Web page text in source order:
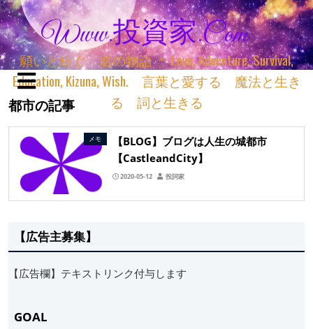
Www.投資家.com
願いと紡ぐ 君の物語 ＊ Love, Adventure, Survival,
Education, Kizuna, Wish. 言葉と愛する 魔法と生き
る 詞と生きる
都市の記事
メモ
【BLOG】ブログは人生の城都市
【CastleandCity】
2020-05-12 投詞家
【広告主募集】
【広告欄】テキストリンク付与します
GOAL